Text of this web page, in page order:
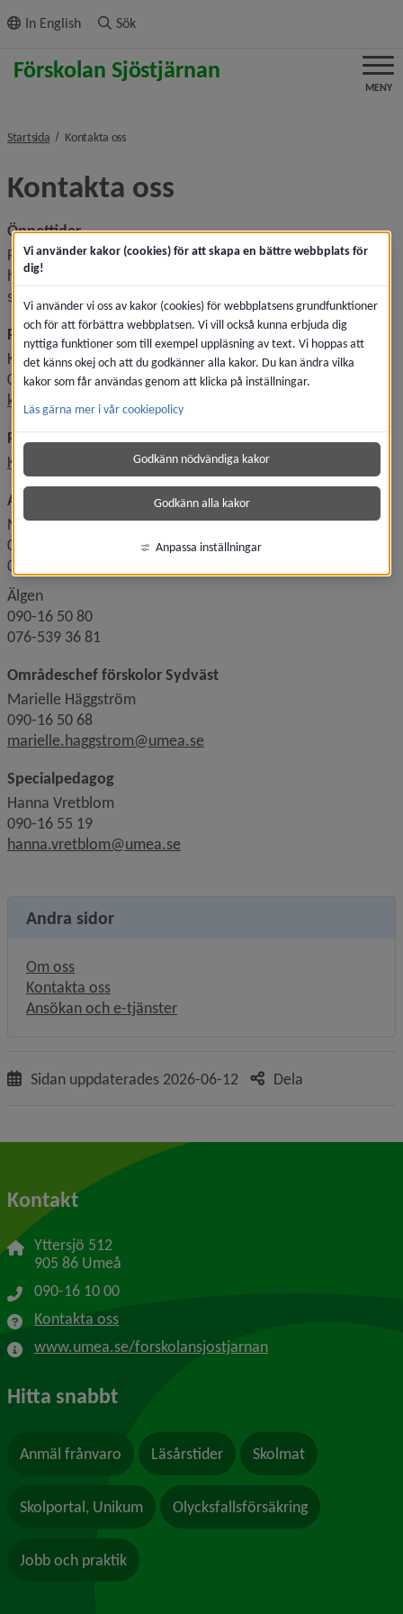
innehållet
In English Sök
MENY
Startsida Kontakta ossnivå i brödsmulenavigeringen
Kontakta oss
Öppettider
Förskolan anpassar sina rutiner och öppettider efter behov
hos barnen och vårdnadshavares tider utifrån arbete eller
studier samt skälig restid.
Rektor
Katarina Marthin
070-885 13 01
katarina.marthin@umea.se
Placering, uppsägning av plats, inkomstuppgifter
Kontakta pedagogiska placeringsenheten
Avdelningar
Nyckelpigan
090-16 50 84
076-518 52 41
Älgen
090-16 50 80
076-539 36 81
Områdeschef förskolor Sydväst
Marielle Häggström
090-16 50 68
marielle.haggstrom@umea.se
Specialpedagog
Hanna Vretblom
090-16 55 19
hanna.vretblom@umea.se
Andra sidor
Om oss
Kontakta oss
Ansökan och e-tjänster
Sidan uppdaterades 2026-06-12 Dela
Kontakt
Yttersjö 512
905 86 Umeå
090-16 10 00
Kontakta oss
www.umea.se/forskolansjostjarnan
Hitta snabbt
Anmäl frånvaro Läsårstider Skolmat
Skolportal, Unikum Olycksfallsförsäkring
Jobb och praktik
Vi använder kakor (cookies) för att skapa en bättre webbplats för
dig!
Vi använder vi oss av kakor (cookies) för webbplatsens grundfunktioner
och för att förbättra webbplatsen. Vi vill också kunna erbjuda dig
nyttiga funktioner som till exempel uppläsning av text. Vi hoppas att
det känns okej och att du godkänner alla kakor. Du kan ändra vilka
kakor som får användas genom att klicka på inställningar.
Läs gärna mer i vår cookiepolicy
Godkänn nödvändiga kakor
Godkänn alla kakor
Anpassa inställningar